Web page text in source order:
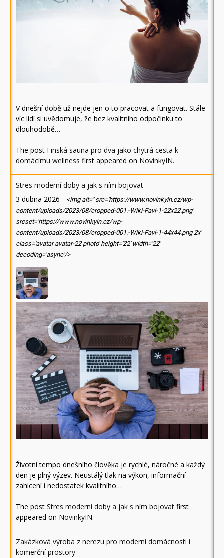
V dnešní době už nejde jen o to pracovat a fungovat. Stále
víc lidí si uvědomuje, že bez kvalitního odpočinku to
dlouhodobě…
The post Finská sauna pro dva jako chytrá cesta k
domácímu wellness first appeared on NovinkyIN.
Stres moderní doby a jak s ním bojovat
3 dubna 2026 - <img alt='' src='https://www.novinkyin.cz/wp-
content/uploads/2023/08/cropped-001.-Wiki-Favi-1-22x22.png'
srcset='https://www.novinkyin.cz/wp-
content/uploads/2023/08/cropped-001.-Wiki-Favi-1-44x44.png 2x'
class='avatar avatar-22 photo' height='22' width='22'
decoding='async'/>
Životní tempo dnešního člověka je rychlé, náročné a každý
den je plný výzev. Neustálý tlak na výkon, informační
zahlcení i nedostatek kvalitního…
The post Stres moderní doby a jak s ním bojovat first
appeared on NovinkyIN.
Zakázková výroba z nerezu pro moderní domácnosti i
komerční prostory